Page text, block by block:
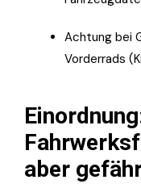
Achtung bei
Vorderrads
aber